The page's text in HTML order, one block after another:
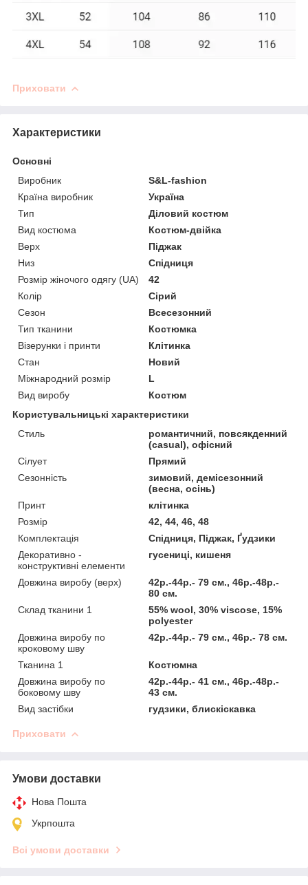
Приховати
Характеристики
Основні
Виробник
S&L-fashion
Країна виробник
Україна
Тип
Діловий костюм
Вид костюма
Костюм-двійка
Верх
Піджак
Низ
Спідниця
Розмір жіночого одягу (UA)
42
Колір
Сірий
Сезон
Всесезонний
Тип тканини
Костюмка
Візерунки і принти
Клітинка
Стан
Новий
Міжнародний розмір
L
Вид виробу
Костюм
Користувальницькі характеристики
Стиль
романтичний, повсякденний
(casual), офісний
Сілует
Прямий
Сезонність
зимовий, демісезонний
(весна, осінь)
Принт
клітинка
Розмір
42, 44, 46, 48
Комплектація
Спідниця, Піджак, Ґудзики
Декоративно -
конструктивні елементи
гусениці, кишеня
Довжина виробу (верх)
42р.-44р.- 79 см., 46р.-48р.-
80 см.
Склад тканини 1
55% wool, 30% viscose, 15%
polyester
Довжина виробу по
кроковому шву
42р.-44р.- 79 см., 46р.- 78 см.
Тканина 1
Костюмна
Довжина виробу по
боковому шву
42р.-44р.- 41 см., 46р.-48р.-
43 см.
Вид застібки
гудзики, блискіскавка
Приховати
Умови доставки
Нова Пошта
Укрпошта
Всі умови доставки